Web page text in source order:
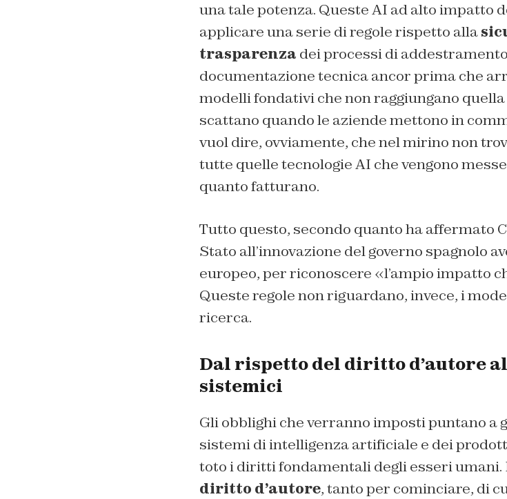
una tale potenza. Queste AI ad alto impatto
applicare una serie di regole rispetto alla
trasparenza dei processi di
documentazione tecnica ancor prima che
modelli fondativi che non raggiungano
scattano quando le aziende mettono in
vuol dire, ovviamente, che nel mirino non
tutte quelle tecnologie AI che vengono
quanto fatturano.
Tutto questo, secondo quanto ha affermato
Stato all’innovazione del governo spagnolo
europeo, per riconoscere «l’ampio impatto
Queste regole non riguardano, invece, i
ricerca.
Dal rispetto del diritto d’autore
sistemici
Gli obblighi che verranno imposti puntano a
sistemi di intelligenza artificiale e dei
toto i diritti fondamentali degli esseri
diritto d’autore, tanto per cominciare, di